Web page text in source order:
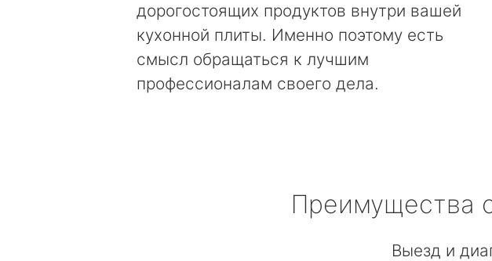
дорогостоящих продуктов внутри вашей
кухонной плиты. Именно поэтому есть
смысл обращаться к лучшим
профессионалам своего дела.
Преимущества
Выезд и